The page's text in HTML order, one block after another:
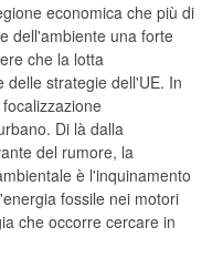
economica che più di
dell'ambiente una forte
che la lotta
delle strategie dell'UE. In
Di là dalla
del rumore, la
è l'inquinamento
fossile nei motori
che occorre cercare in